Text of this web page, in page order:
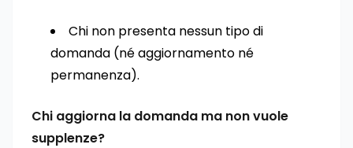
Chi non presenta nessun tipo di
domanda (né aggiornamento né
permanenza).
Chi aggiorna la domanda ma non vuole
supplenze?